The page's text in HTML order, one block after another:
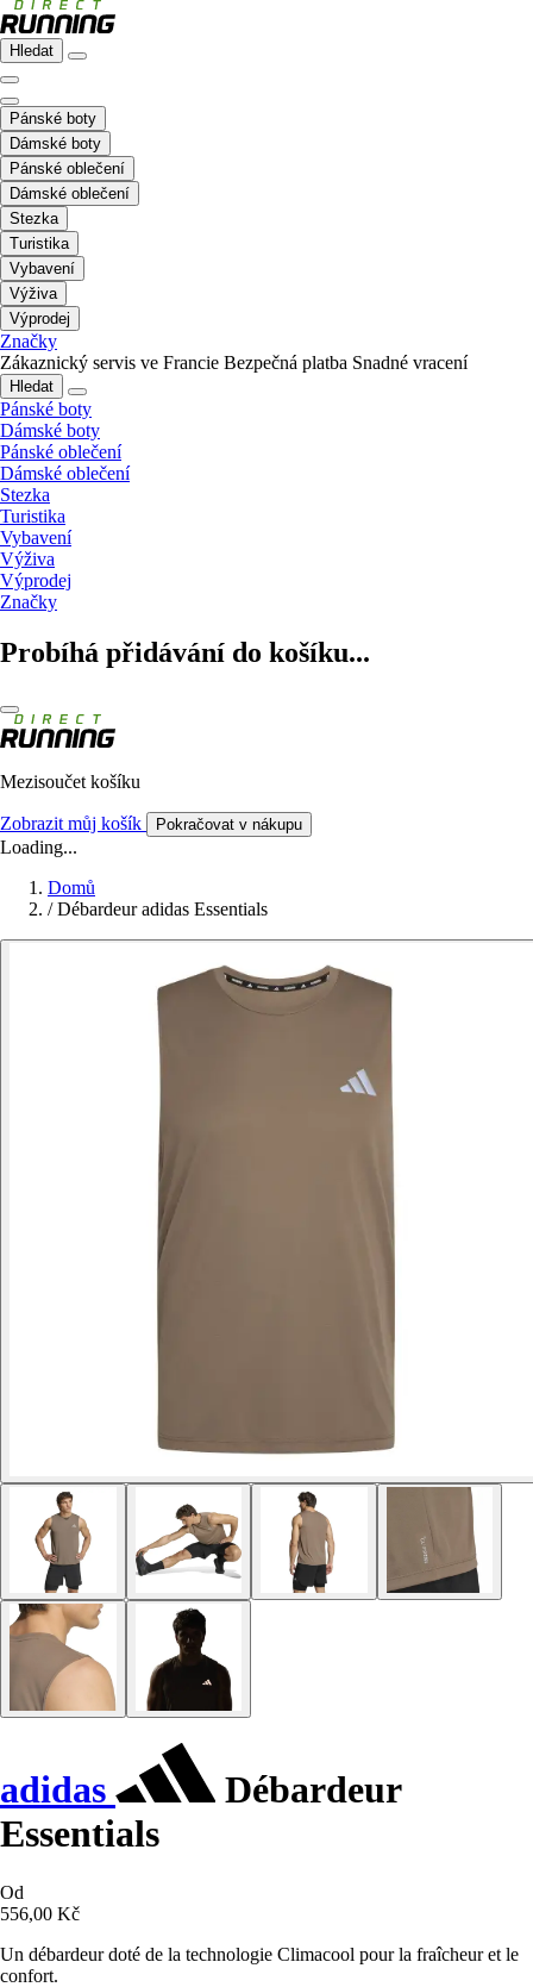
Hledat
Pánské boty
Dámské boty
Pánské oblečení
Dámské oblečení
Stezka
Turistika
Vybavení
Výživa
Výprodej
Značky
Zákaznický servis ve Francie Bezpečná platba Snadné vracení
Hledat
Pánské boty
Dámské boty
Pánské oblečení
Dámské oblečení
Stezka
Turistika
Vybavení
Výživa
Výprodej
Značky
Probíhá přidávání do košíku...
Mezisoučet košíku
Zobrazit můj košík Pokračovat v nákupu
Loading...
Domů
/ Débardeur adidas Essentials
adidas
Débardeur
Essentials
Od
556,00 Kč
Un débardeur doté de la technologie Climacool pour la fraîcheur et le
confort.